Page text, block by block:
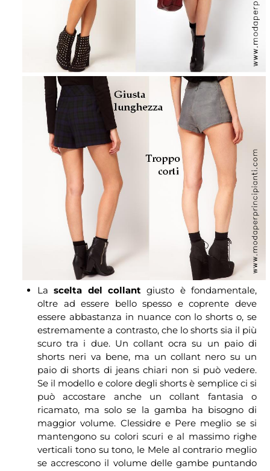
Lascelta del collant giusto è fondamentale,
oltre ad essere bello spesso e coprente deve
essere abbastanza in nuance con lo shorts o, se
estremamente a contrasto, che lo shorts sia il più
scuro tra i due. Un collant ocra su un paio di
shorts neri va bene, ma un collant nero su un
paio di shorts di jeans chiari non si può vedere.
Se il modello e colore degli shorts è semplice ci si
può accostare anche un collant fantasia o
ricamato, ma solo se la gamba ha bisogno di
maggior volume. Clessidre e Pere meglio se si
mantengono su colori scuri e al massimo righe
verticali tono su tono, le Mele al contrario meglio
se accrescono il volume delle gambe puntando